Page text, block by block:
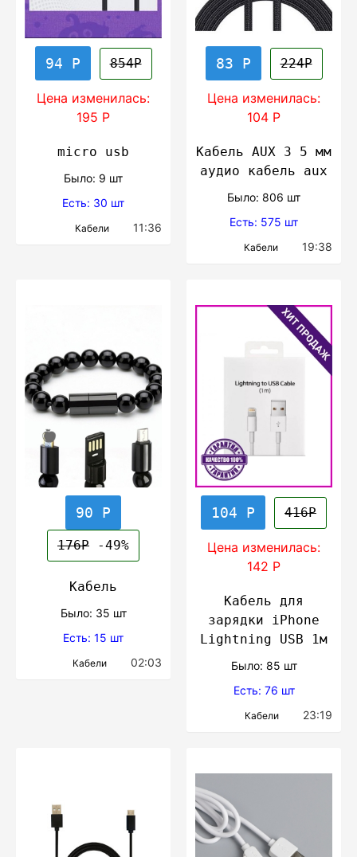
94 Р 854Р
Цена изменилась:
195 Р
micro usb
Было: 9 шт
Есть: 30 шт
Кабели 11:36
83 Р 224Р
Цена изменилась:
104 Р
Кабель AUX 3 5 мм
аудио кабель aux
Было: 806 шт
Есть: 575 шт
Кабели 19:38
90 Р
176Р -49%
Кабель
Было: 35 шт
Есть: 15 шт
Кабели 02:03
104 Р 416Р
Цена изменилась:
142 Р
Кабель для
зарядки iPhone
Lightning USB 1м
Было: 85 шт
Есть: 76 шт
Кабели 23:19